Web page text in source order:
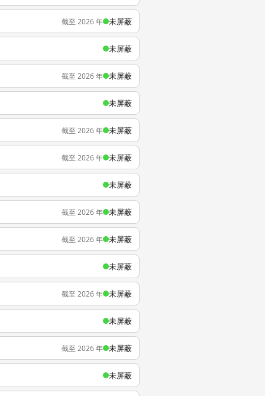
截至 2026 年 未屏蔽
未屏蔽
截至 2026 年 未屏蔽
未屏蔽
截至 2026 年 未屏蔽
截至 2026 年 未屏蔽
未屏蔽
截至 2026 年 未屏蔽
截至 2026 年 未屏蔽
未屏蔽
截至 2026 年 未屏蔽
未屏蔽
截至 2026 年 未屏蔽
未屏蔽